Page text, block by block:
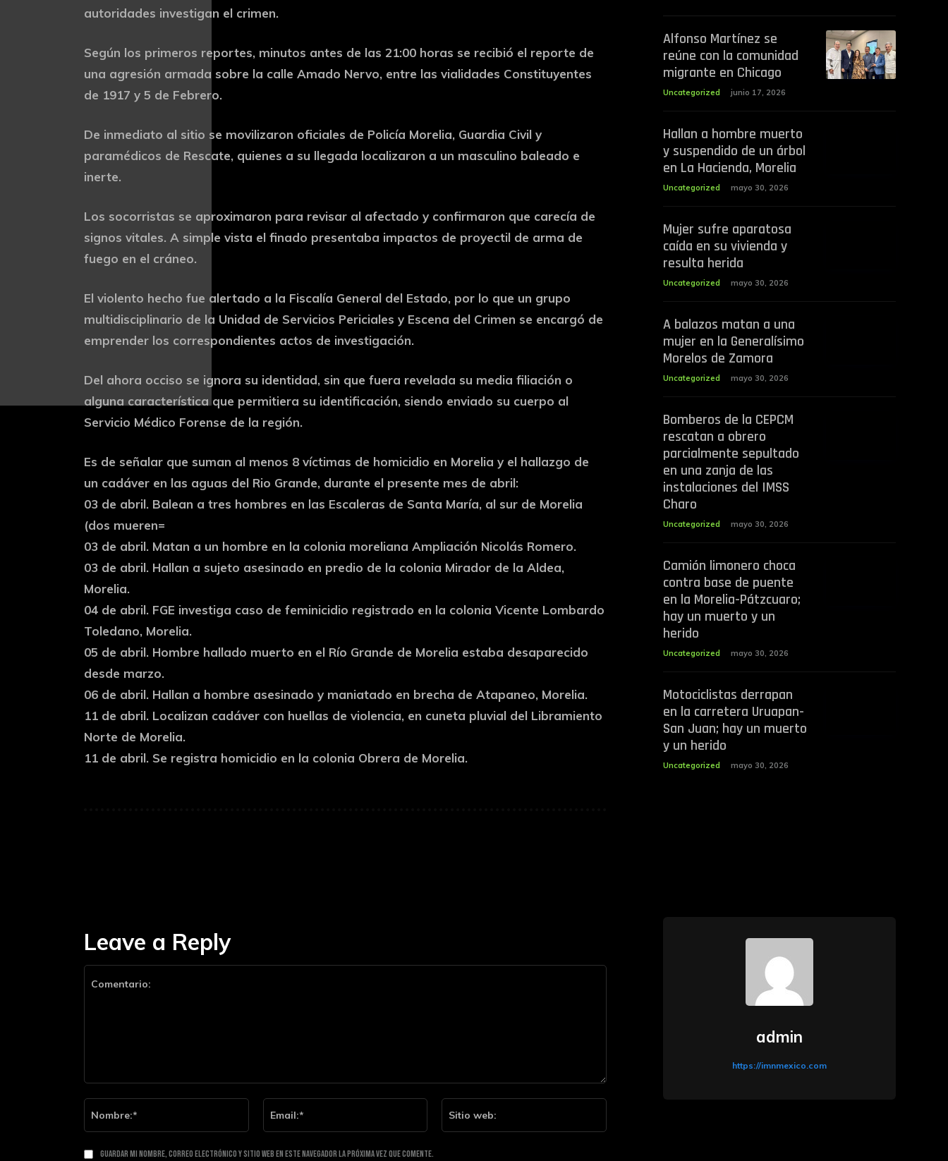
autoridades investigan el crimen.
Según los primeros reportes, minutos antes de las 21:00 horas se recibió el reporte de
una agresión armada sobre la calle Amado Nervo, entre las vialidades Constituyentes
de 1917 y 5 de Febrero.
De inmediato al sitio se movilizaron oficiales de Policía Morelia, Guardia Civil y
paramédicos de Rescate, quienes a su llegada localizaron a un masculino baleado e
inerte.
Los socorristas se aproximaron para revisar al afectado y confirmaron que carecía de
signos vitales. A simple vista el finado presentaba impactos de proyectil de arma de
fuego en el cráneo.
El violento hecho fue alertado a la Fiscalía General del Estado, por lo que un grupo
multidisciplinario de la Unidad de Servicios Periciales y Escena del Crimen se encargó de
emprender los correspondientes actos de investigación.
Del ahora occiso se ignora su identidad, sin que fuera revelada su media filiación o
alguna característica que permitiera su identificación, siendo enviado su cuerpo al
Servicio Médico Forense de la región.
Es de señalar que suman al menos 8 víctimas de homicidio en Morelia y el hallazgo de
un cadáver en las aguas del Rio Grande, durante el presente mes de abril:
03 de abril. Balean a tres hombres en las Escaleras de Santa María, al sur de Morelia
(dos mueren=
03 de abril. Matan a un hombre en la colonia moreliana Ampliación Nicolás Romero.
03 de abril. Hallan a sujeto asesinado en predio de la colonia Mirador de la Aldea,
Morelia.
04 de abril. FGE investiga caso de feminicidio registrado en la colonia Vicente Lombardo
Toledano, Morelia.
05 de abril. Hombre hallado muerto en el Río Grande de Morelia estaba desaparecido
desde marzo.
06 de abril. Hallan a hombre asesinado y maniatado en brecha de Atapaneo, Morelia.
11 de abril. Localizan cadáver con huellas de violencia, en cuneta pluvial del Libramiento
Norte de Morelia.
11 de abril. Se registra homicidio en la colonia Obrera de Morelia.
Alfonso Martínez se
reúne con la comunidad
migrante en Chicago
Uncategorized junio 17, 2026
Hallan a hombre muerto
y suspendido de un árbol
en La Hacienda, Morelia
Uncategorized mayo 30, 2026
Mujer sufre aparatosa
caída en su vivienda y
resulta herida
Uncategorized mayo 30, 2026
A balazos matan a una
mujer en la Generalísimo
Morelos de Zamora
Uncategorized mayo 30, 2026
Bomberos de la CEPCM
rescatan a obrero
parcialmente sepultado
en una zanja de las
instalaciones del IMSS
Charo
Uncategorized mayo 30, 2026
Camión limonero choca
contra base de puente
en la Morelia-Pátzcuaro;
hay un muerto y un
herido
Uncategorized mayo 30, 2026
Motociclistas derrapan
en la carretera Uruapan-
San Juan; hay un muerto
y un herido
Uncategorized mayo 30, 2026
Leave a Reply
Guardar mi nombre, correo electrónico y sitio web en este navegador la próxima vez que comente.
admin
https://imnmexico.com